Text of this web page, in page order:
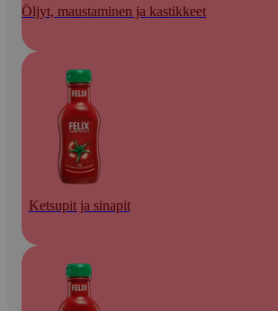
Öljyt, maustaminen ja kastikkeet
Ketsupit ja sinapit